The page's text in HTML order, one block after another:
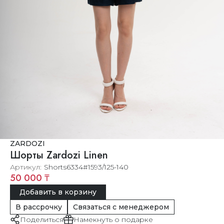
ZARDOZI
Шорты Zardozi Linen
Артикул Shorts6334#1593/125-140
50 000 ₸
Добавить в корзину
В рассрочку
Связаться с менеджером
Поделиться
Намекнуть о подарке